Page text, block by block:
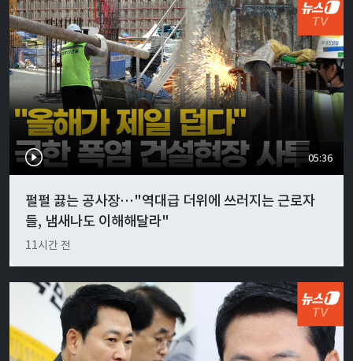
05:36
펄펄 끓는 공사장…"역대급 더위에 쓰러지는 근로자
들, 냄새나도 이해해달라"
11시간 전